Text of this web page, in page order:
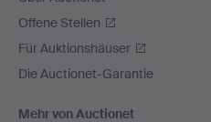
Offene Stellen
Für Auktionshäuser
Die Auctionet-Garantie
Mehr von Auctionet